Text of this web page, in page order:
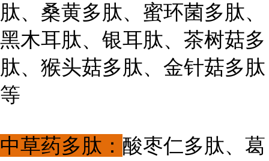
肽、桑黄多肽、蜜环菌多肽、
黑木耳肽、银耳肽、茶树菇多
肽、猴头菇多肽、金针菇多肽
等
中草药多肽： 酸枣仁多肽、葛